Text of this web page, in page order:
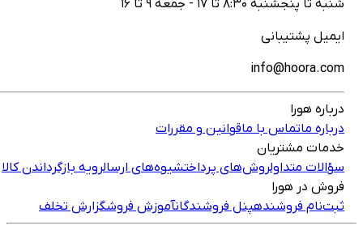
تا پنجشنبه ۸:۳۰ تا ۱۷ - جمعه ۹ تا ۱۶
پشتیبانی
هورا
ماتماس با ماقوانین و مقررات
مشتریان
متداولروش‌های پرداختشیوه‌های ارسالرویه بازگرداندن کالا
در هورا
فروشندهپنل فروشندگانآموزش فروشگزارش تخلف